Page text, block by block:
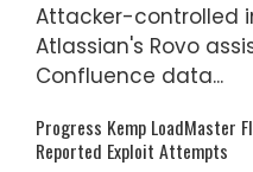
Attacker-controlled
Atlassian's Rovo
Confluence data...
Progress Kemp LoadMaster
Reported Exploit Attempts